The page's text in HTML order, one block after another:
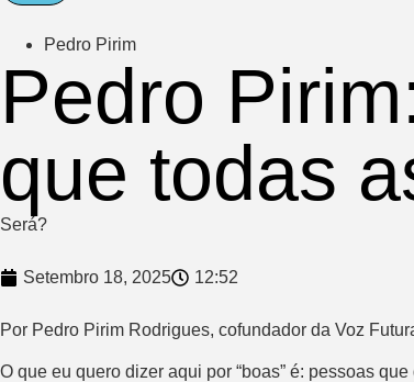
Pedro Pirim
Pedro
que todas
Será?
Setembro 18, 2025 12:52
Por Pedro Pirim Rodrigues, cofundador da Voz
O que eu quero dizer aqui por “boas” é: pessoas